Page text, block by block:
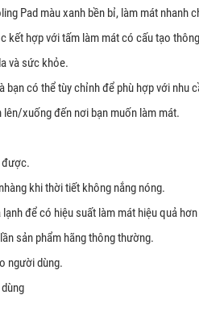
Pad màu xanh bền bỉ, làm mát nhanh
hợp với tấm làm mát có cấu tạo
và sức khỏe.
có thể tùy chỉnh để phù hợp với nhu
xuống đến nơi bạn muốn làm mát.
được.
khi thời tiết không nắng nóng.
để có hiệu suất làm mát hiệu quả
sản phẩm hãng thông thường.
người dùng.